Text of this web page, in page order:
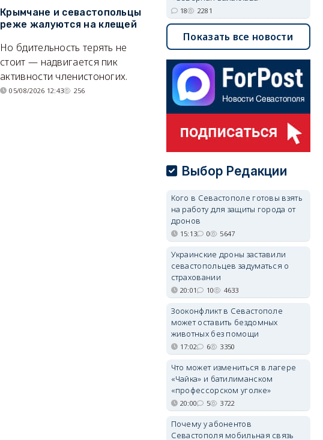
Крымчане и севастопольцы
реже жалуются на клещей
Но бдительность терять не
стоит — надвигается пик
активности членистоногих.
05/08/2026 12:43 256
В Севастополе утвердили
проект застройки центра
Балаклавы
Там появится туристический
квартал с отелями и
парковками.
05/08/2026 08:01 5516
18 2281
Показать все новости
Выбор Редакции
Кого в Севастополе готовы взять
на работу для защиты города от
дронов
15:13 0 5647
Украинские дроны заставили
севастопольцев задуматься о
страховании
20:01 10 4633
Зооконфликт в Севастополе
может оставить бездомных
животных без помощи
17:02 6 3350
Что может измениться в лагере
«Чайка» и батилиманском
«профессорском уголке»
20:00 5 3722
Почему у абонентов
Севастополя мобильная связь